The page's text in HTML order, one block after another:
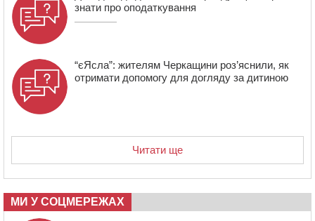
знати про оподаткування
“єЯсла”: жителям Черкащини роз’яснили, як
отримати допомогу для догляду за дитиною
Читати ще
МИ У СОЦМЕРЕЖАХ